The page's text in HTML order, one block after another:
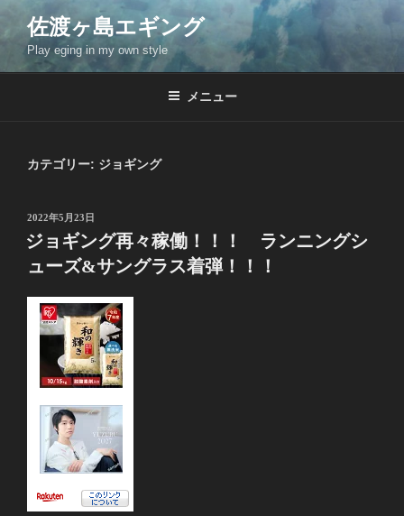
コ
ン
ン
佐渡ヶ島エギング
Play eging in my own style
メニュー
カテゴリー: ジョギング
投
稿
日:
2022年5月23日
ジョギング再々稼働！！！ ランニングシ
ューズ&サングラス着弾！！！